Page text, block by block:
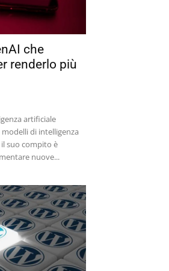
che
renderlo più
artificiale
modelli di intelligenza
il suo compito è
nuove...